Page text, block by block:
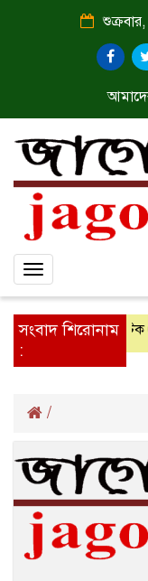
Toggle
navigation
সংবাদ শিরোনাম
:
গাঁজাসহ দুইজন আটক
/